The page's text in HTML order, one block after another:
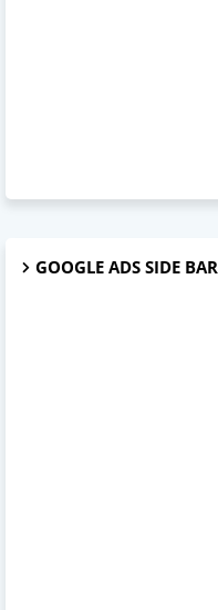
GOOGLE ADS SIDE BAR